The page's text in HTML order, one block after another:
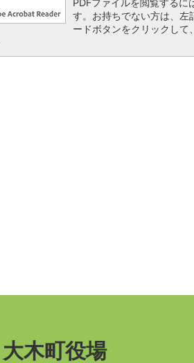
PDFファイルを閲覧する
す。お持ちでない方は、
ードボタンをクリックして
大木町役場